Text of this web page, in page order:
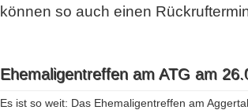
können so auch einen
Ehemaligentreffen am ATG am
Es ist so weit: Das Ehemaligentreffen am